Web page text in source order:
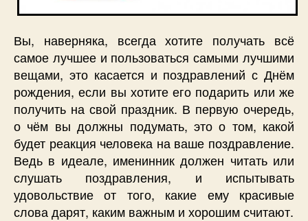
Вы, наверняка, всегда хотите получать всё
самое лучшее и пользоваться самыми лучшими
вещами, это касается и поздравлений с Днём
рождения, если вы хотите его подарить или же
получить на свой праздник. В первую очередь,
о чём вы должны подумать, это о том, какой
будет реакция человека на ваше поздравление.
Ведь в идеале, именинник должен читать или
слушать поздравления, и испытывать
удовольствие от того, какие ему красивые
слова дарят, каким важным и хорошим считают.